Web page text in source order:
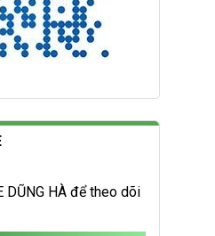
DŨNG HÀ để theo dõi